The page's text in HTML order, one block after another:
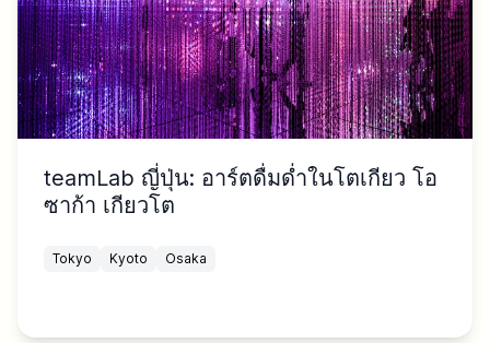
teamLab ญี่ปุ่น: อาร์ตดื่มด่ำในโตเกียว โอ
ซาก้า เกียวโต
Tokyo Kyoto Osaka